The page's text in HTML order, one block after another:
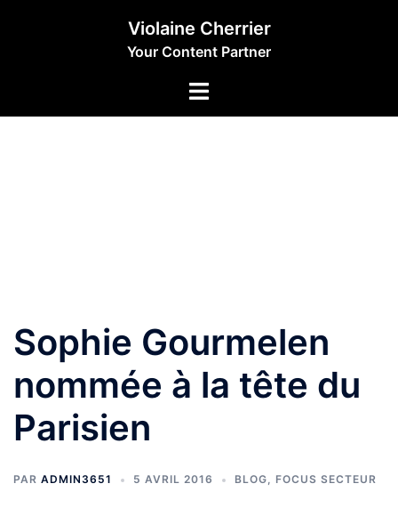
Violaine Cherrier
Your Content Partner
Sophie Gourmelen
nommée à la tête du
Parisien
PAR ADMIN3651 5 AVRIL 2016 BLOG, FOCUS SECTEUR